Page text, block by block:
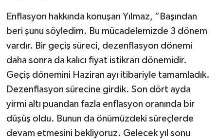
Enflasyon hakkında konuşan Yılmaz, “Başından
beri şunu söyledim. Bu mücadelemizde 3 dönem
vardır. Bir geçiş süreci, dezenflasyon dönemi
daha sonra da kalıcı fiyat istikrarı dönemidir.
Geçiş dönemini Haziran ayı itibariyle tamamladık.
Dezenflasyon sürecine girdik. Son dört ayda
yirmi altı puandan fazla enflasyon oranında bir
düşüş oldu. Bunun da önümüzdeki süreçlerde
devam etmesini bekliyoruz. Gelecek yıl sonu